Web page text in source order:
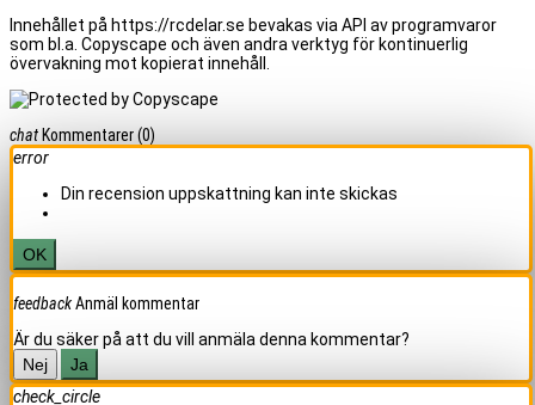
Innehållet på https://rcdelar.se bevakas via API av programvaror
som bl.a. Copyscape och även andra verktyg för kontinuerlig
övervakning mot kopierat innehåll.
chat Kommentarer(0)
error
Din recension uppskattning kan inte skickas
OK
feedbackAnmäl kommentar
Är du säker på att du vill anmäla denna kommentar?
Nej
Ja
check_circle